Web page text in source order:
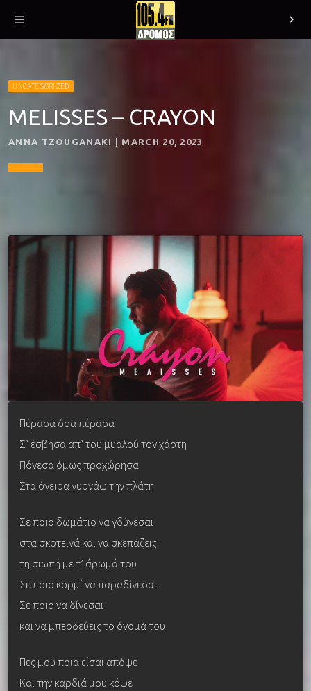
menu chevron_right
UNCATEGORIZED
MELISSES – CRAYON
ANNA TZOUGANAKI | MARCH 20, 2023
Πέρασα όσα πέρασα
Σ’ έσβησα απ’ του μυαλού τον χάρτη
Πόνεσα όμως προχώρησα
Στα όνειρα γυρνάω την πλάτη
Σε ποιο δωμάτιο να γδύνεσαι
στα σκοτεινά και να σκεπάζεις
τη σιωπή με τ’ άρωμά του
Σε ποιο κορμί να παραδίνεσαι
Σε ποιο να δίνεσαι
και να μπερδεύεις το όνομά του
Πες μου ποια είσαι απόψε
Και την καρδιά μου κόψε